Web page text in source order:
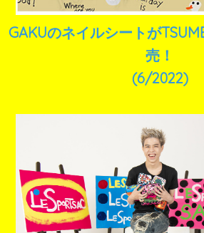
GAKUのネイルシートが
売！
(6/2022)